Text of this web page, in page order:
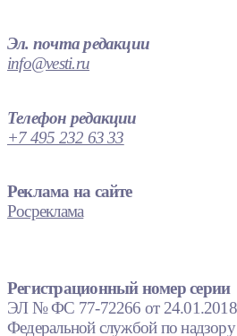
Эл. почта редакции
info@vesti.ru
Телефон редакции
+7 495 232 63 33
Реклама на сайте
Росреклама
Регистрационный номер серии
ЭЛ № ФС 77-72266 от 24.01.2018.
Федеральной службой по надзору